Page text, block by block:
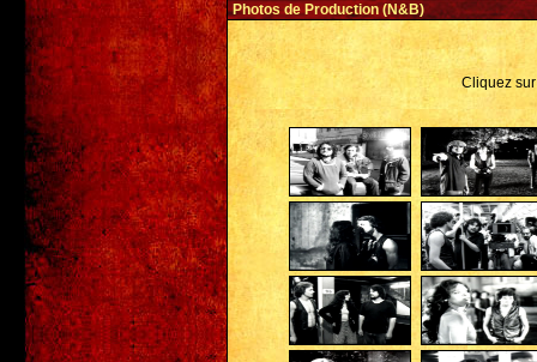
Photos de Production (N&B)
Cliquez